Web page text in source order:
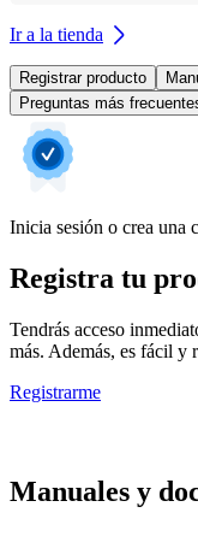
Ir a la tienda
Registrar producto
Preguntas más
Inicia sesión o crea una
Registra tu
Tendrás acceso
más. Además, es fácil y
Registrarme
Manuales y